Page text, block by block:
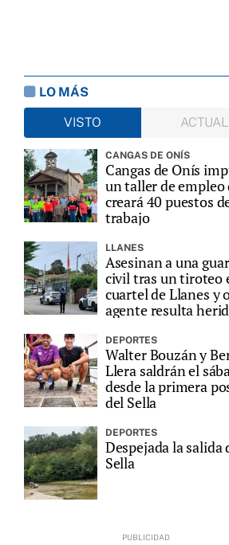
LO MÁS
VISTO
ACTUAL
CANGAS DE ONÍS
Cangas de Onís
un taller de empleo
creará 40 puestos
trabajo
LLANES
Asesinan a una
civil tras un tiroteo
cuartel de Llanes y
agente resulta
DEPORTES
Walter Bouzán y
Llera saldrán el
desde la primera
del Sella
DEPORTES
Despejada la salida
Sella